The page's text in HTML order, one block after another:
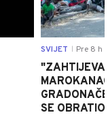
SVIJET Pre 8 h
SE